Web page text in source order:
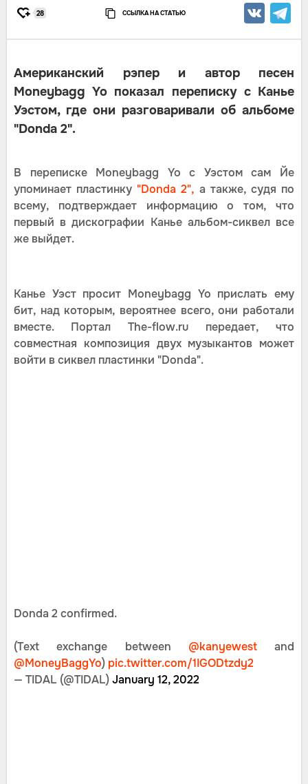
28 ССЫЛКА НА СТАТЬЮ
Американский рэпер и автор песен
Moneybagg Yo показал переписку с Канье
Уэстом, где они разговаривали об альбоме
"Donda 2".
В переписке Moneybagg Yo с Уэстом сам Йе
упоминает пластинку"Donda 2", а также, судя по
всему, подтверждает информацию о том, что
первый в дискографии Канье альбом-сиквел все
же выйдет.
Канье Уэст просит Moneybagg Yo прислать ему
бит, над которым, вероятнее всего, они работали
вместе. Портал The-flow.ru передает, что
совместная композиция двух музыкантов может
войти в сиквел пластинки "Donda".
Donda 2 confirmed.
(Text exchange between @kanyewestand
@MoneyBaggYo) pic.twitter.com/1IGODtzdy2
— TIDAL (@TIDAL)January 12, 2022